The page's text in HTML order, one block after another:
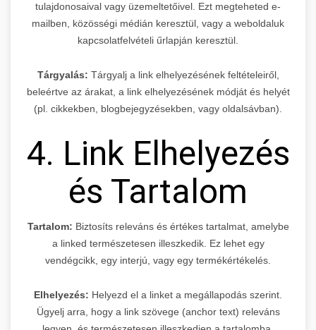
tulajdonosaival vagy üzemeltetőivel. Ezt megteheted e-
mailben, közösségi médián keresztül, vagy a weboldaluk
kapcsolatfelvételi űrlapján keresztül.
Tárgyalás: Tárgyalj a link elhelyezésének feltételeiről,
beleértve az árakat, a link elhelyezésének módját és helyét
(pl. cikkekben, blogbejegyzésekben, vagy oldalsávban).
4. Link Elhelyezés
és Tartalom
Tartalom: Biztosíts releváns és értékes tartalmat, amelybe
a linked természetesen illeszkedik. Ez lehet egy
vendégcikk, egy interjú, vagy egy termékértékelés.
Elhelyezés: Helyezd el a linket a megállapodás szerint.
Ügyelj arra, hogy a link szövege (anchor text) releváns